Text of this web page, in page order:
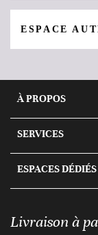
ESPACE
À PROPOS
SERVICES
ESPACES DÉDIÉS
Livraison à